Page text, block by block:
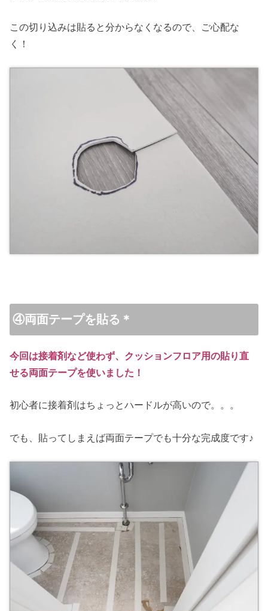
この切り込みは貼ると分からなくなるので、ご心配な
く！
④両面テープを貼る＊
今回は接着剤など使わず、クッションフロア用の貼り直
せる両面テープを使いました！
初心者に接着剤はちょっとハードルが高いので。。。
でも、貼ってしまえば両面テープでも十分な完成度です♪